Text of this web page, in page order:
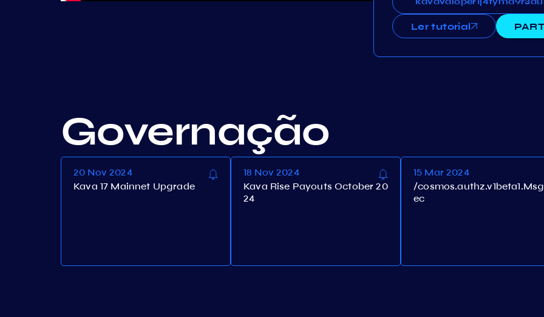
Ler tutorial
Governação
20 Nov 2024
Kava 17 Mainnet Upgrade
18 Nov 2024
Kava Rise Payouts October 20
24
15 Mar 2024
/
ec